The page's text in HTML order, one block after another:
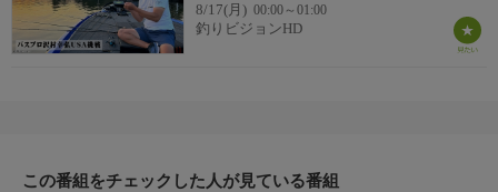
8/17(月) 00:00～01:00
釣りビジョンHD
この番組をチェックした人が見ている番組